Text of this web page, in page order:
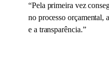
“Pela primeira vez
no processo orçamental,
e a transparência.”